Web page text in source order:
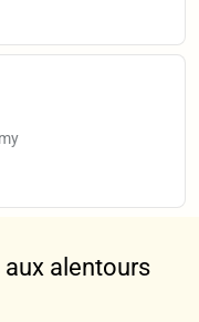
alentours